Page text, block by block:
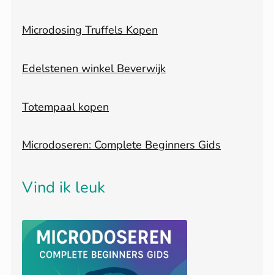
Microdosing Truffels Kopen
Edelstenen winkel Beverwijk
Totempaal kopen
Microdoseren: Complete Beginners Gids
Vind ik leuk